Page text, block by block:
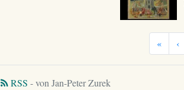
« ‹
RSS - von Jan-Peter Zurek